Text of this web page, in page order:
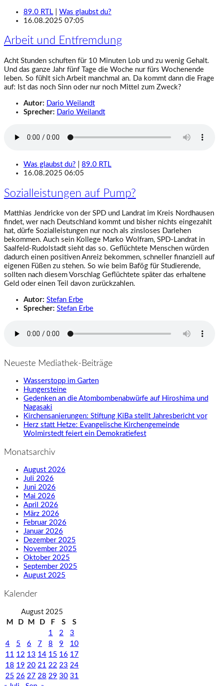
89.0 RTL
Was glaubst du?
16.08.2025 07:05
Arbeit und Entfremdung
Acht Stunden schuften für 10 Minuten Lob und zu wenig Gehalt.
Und das ganze Jahr fünf Tage die Woche nur fürs Wochenende
leben. So fühlt sich Arbeit manchmal an. Da kommt dann die Frage
auf: Ist das noch Sinn oder nur noch Mittel zum Zweck?
Autor:
Dario Weilandt
Sprecher:
Dario Weilandt
Was glaubst du?
89.0 RTL
16.08.2025 06:05
Sozialleistungen auf Pump?
Matthias Jendricke von der SPD und Landrat im Kreis Nordhausen
findet, wer nach Deutschland kommt und bisher nichts eingezahlt
hat, dürfe Sozialleistungen nur noch als zinsloses Darlehen
bekommen. Auch sein Kollege Marko Wolfram, SPD-Landrat in
Saalfeld-Rudolstadt sieht das so. Geflüchtete Menschen würden
dadurch einen positiven Anreiz bekommen, schneller finanziell auf
eigenen Füßen zu stehen. So wie beim Bafög für Studierende,
sollten nach diesem Vorschlag Geflüchtete später das erhaltene
Geld oder einen Teil davon zurückzahlen.
Autor: Stefan Erbe
Sprecher: Stefan Erbe
Neueste Mediathek-Beiträge
Wasserstopp im Garten
Hungersteine
Gedenken an die Atombombenabwürfe auf Hiroshima und
Nagasaki
Kirchensanierungen: Stiftung KiBa stellt Jahresbericht vor
Herz statt Hetze: Evangelische Kirchengemeinde
Wolmirstedt feiert ein Demokratiefest
Monatsarchiv
August 2026
Juli 2026
Juni 2026
Mai 2026
April 2026
März 2026
Februar 2026
Januar 2026
Dezember 2025
November 2025
Oktober 2025
September 2025
August 2025
Kalender
August 2025
M
D M D F S
S
1
2
3
4
5 6 7 8 9
10
11 12 13 14 15 16 17
18 19 20 21 22 23 24
25 26 27 28 29 30 31